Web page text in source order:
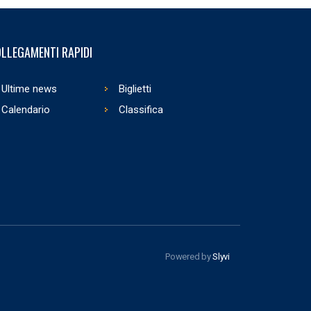
RAPIDI
Ultime news
Biglietti
Calendario
Classifica
Powered bySlyvi